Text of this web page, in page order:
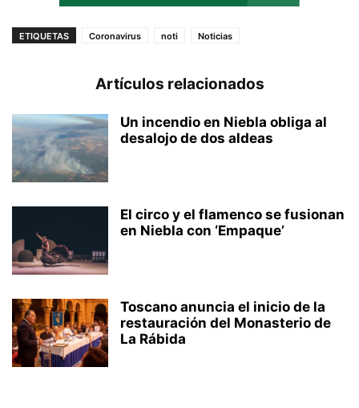
ETIQUETAS Coronavirus noti Noticias
Artículos relacionados
Un incendio en Niebla obliga al
desalojo de dos aldeas
El circo y el flamenco se fusionan
en Niebla con ‘Empaque’
Toscano anuncia el inicio de la
restauración del Monasterio de
La Rábida